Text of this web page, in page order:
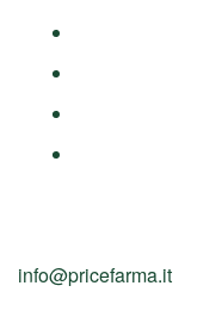
info@pricefarma.it